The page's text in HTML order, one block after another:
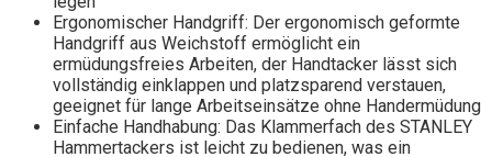
Ergonomischer Handgriff: Der ergonomisch geformte
Handgriff aus Weichstoff ermöglicht ein
ermüdungsfreies Arbeiten, der Handtacker lässt sich
vollständig einklappen und platzsparend verstauen,
geeignet für lange Arbeitseinsätze ohne Handermüdung
Einfache Handhabung: Das Klammerfach des STANLEY
Hammertackers ist leicht zu bedienen, was ein